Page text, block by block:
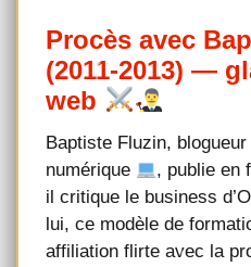
Procès avec
(2011-2013) —
web
Baptiste Fluzin,
numérique
, publie en
il critique le business
lui, ce modèle de
affiliation flirte avec la